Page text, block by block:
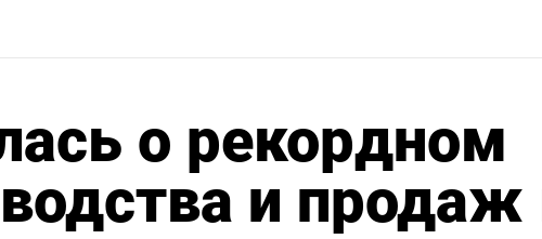
о рекордном
и продаж